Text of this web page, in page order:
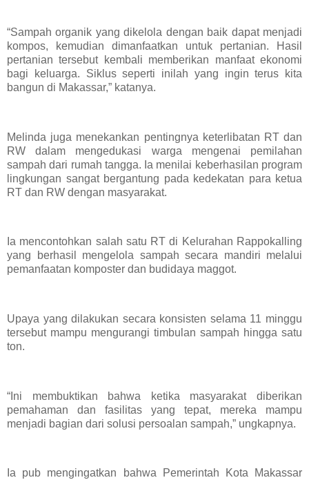
“Sampah organik yang dikelola dengan baik dapat menjadi
kompos, kemudian dimanfaatkan untuk pertanian. Hasil
pertanian tersebut kembali memberikan manfaat ekonomi
bagi keluarga. Siklus seperti inilah yang ingin terus kita
bangun di Makassar,” katanya.
Melinda juga menekankan pentingnya keterlibatan RT dan
RW dalam mengedukasi warga mengenai pemilahan
sampah dari rumah tangga. Ia menilai keberhasilan program
lingkungan sangat bergantung pada kedekatan para ketua
RT dan RW dengan masyarakat.
Ia mencontohkan salah satu RT di Kelurahan Rappokalling
yang berhasil mengelola sampah secara mandiri melalui
pemanfaatan komposter dan budidaya maggot.
Upaya yang dilakukan secara konsisten selama 11 minggu
tersebut mampu mengurangi timbulan sampah hingga satu
ton.
“Ini membuktikan bahwa ketika masyarakat diberikan
pemahaman dan fasilitas yang tepat, mereka mampu
menjadi bagian dari solusi persoalan sampah,” ungkapnya.
Ia pub mengingatkan bahwa Pemerintah Kota Makassar